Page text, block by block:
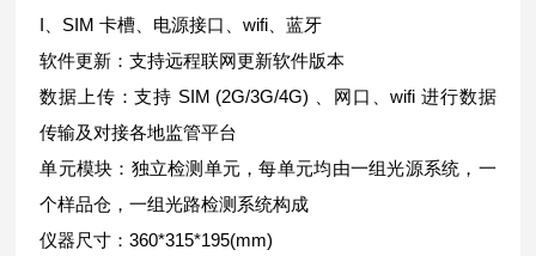
I、SIM 卡槽、电源接口、wifi、蓝牙
软件更新：支持远程联网更新软件版本
数据上传：支持 SIM (2G/3G/4G) 、网口、wifi 进行数据
传输及对接各地监管平台
单元模块：独立检测单元，每单元均由一组光源系统，一
个样品仓，一组光路检测系统构成
仪器尺寸：360*315*195(mm)